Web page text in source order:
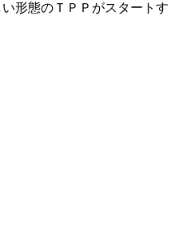
形態のＴＰＰがスタートす